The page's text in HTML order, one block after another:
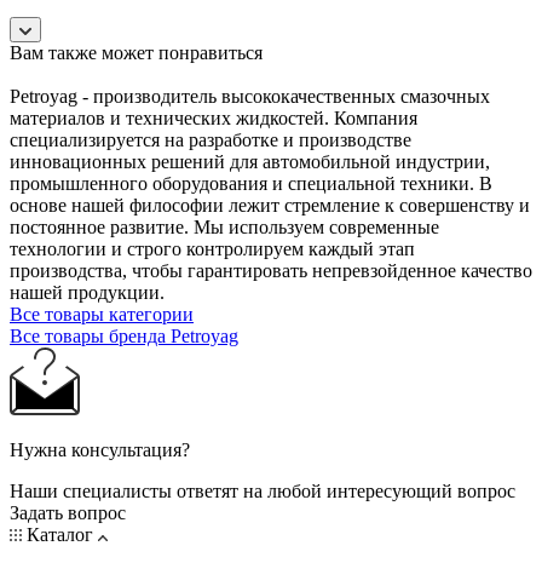
Вам также может понравиться
Petroyag - производитель высококачественных смазочных
материалов и технических жидкостей. Компания
специализируется на разработке и производстве
инновационных решений для автомобильной индустрии,
промышленного оборудования и специальной техники. В
основе нашей философии лежит стремление к совершенству и
постоянное развитие. Мы используем современные
технологии и строго контролируем каждый этап
производства, чтобы гарантировать непревзойденное качество
нашей продукции.
Все товары категории
Все товары бренда Petroyag
Нужна консультация?
Наши специалисты ответят на любой интересующий вопрос
Задать вопрос
Каталог